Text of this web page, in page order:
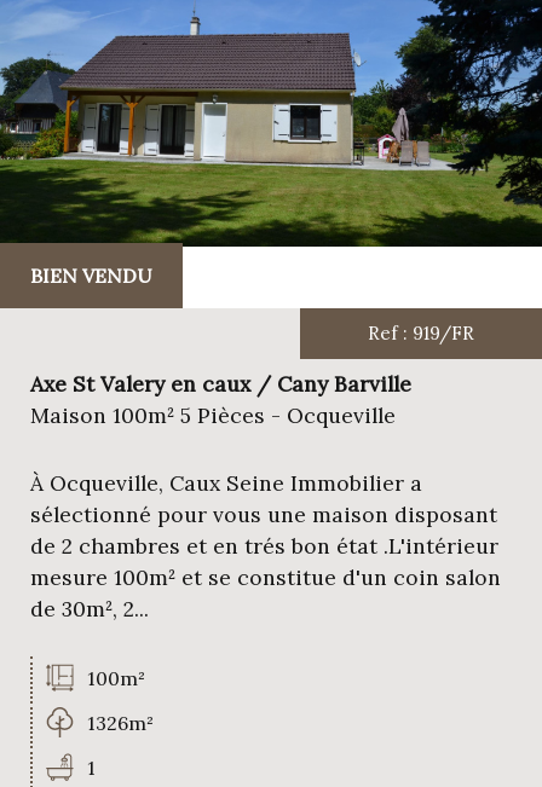
BIEN VENDU
Ref : 919/FR
Axe St Valery en caux / Cany Barville
Maison 100m² 5 Pièces - Ocqueville
À Ocqueville, Caux Seine Immobilier a
sélectionné pour vous une maison disposant
de 2 chambres et en trés bon état .L'intérieur
mesure 100m² et se constitue d'un coin salon
de 30m², 2...
100m²
1326m²
1